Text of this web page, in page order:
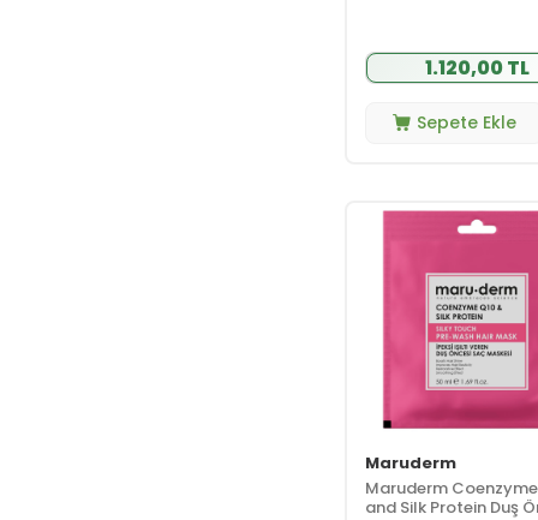
1.120,00 TL
Sepete Ekle
Maruderm
Maruderm Coenzyme
and Silk Protein Duş